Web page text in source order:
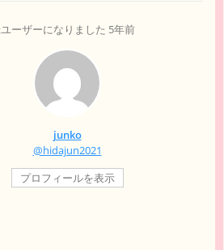
ーザーになりました 5年前
junko
@hidajun2021
プロフィールを表示